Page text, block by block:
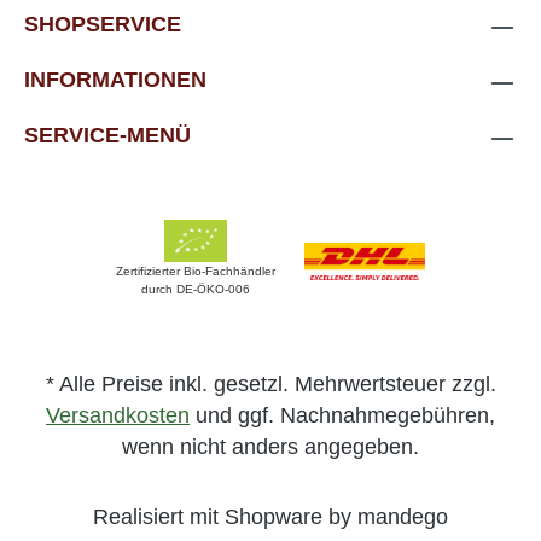
SHOPSERVICE
INFORMATIONEN
SERVICE-MENÜ
Zertifizierter Bio-Fachhändler
durch DE-ÖKO-006
* Alle Preise inkl. gesetzl. Mehrwertsteuer zzgl.
Versandkosten und ggf. Nachnahmegebühren,
wenn nicht anders angegeben.
Realisiert mit Shopware by mandego